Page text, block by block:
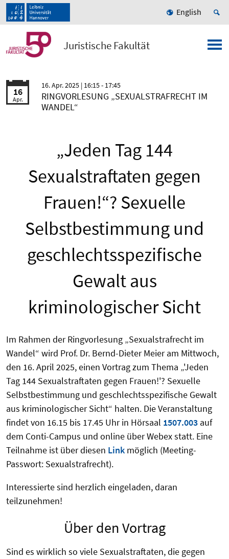
English
Juristische Fakultät
16
Apr.
16. Apr. 2025 | 16:15 - 17:45
RINGVORLESUNG „SEXUALSTRAFRECHT IM
WANDEL“
„Jeden Tag 144
Sexualstraftaten gegen
Frauen!“? Sexuelle
Selbstbestimmung und
geschlechtsspezifische
Gewalt aus
kriminologischer Sicht
Im Rahmen der Ringvorlesung „Sexualstrafrecht im
Wandel“ wird Prof. Dr. Bernd-Dieter Meier am Mittwoch,
den 16. April 2025, einen Vortrag zum Thema „'Jeden
Tag 144 Sexualstraftaten gegen Frauen!'? Sexuelle
Selbstbestimmung und geschlechtsspezifische Gewalt
aus kriminologischer Sicht“ halten. Die Veranstaltung
findet von 16.15 bis 17.45 Uhr in Hörsaal 1507.003 auf
dem Conti-Campus und online über Webex statt. Eine
Teilnahme ist über diesen Link möglich (Meeting-
Passwort: Sexualstrafrecht).
Interessierte sind herzlich eingeladen, daran
teilzunehmen!
Über den Vortrag
Sind es wirklich so viele Sexualstraftaten, die gegen